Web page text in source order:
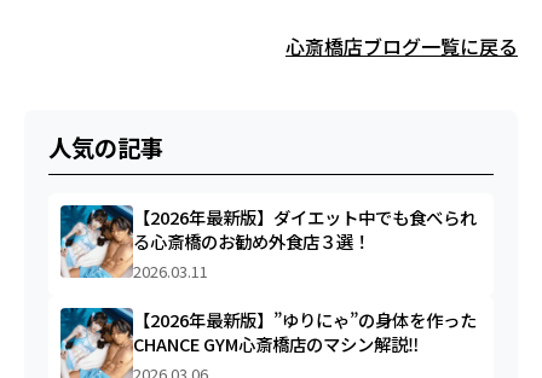
心斎橋店ブログ一覧に戻る
人気の記事
【2026年最新版】ダイエット中でも食べられ
る心斎橋のお勧め外食店３選！
2026.03.11
【2026年最新版】”ゆりにゃ”の身体を作った
CHANCE GYM心斎橋店のマシン解説‼︎
2026.03.06